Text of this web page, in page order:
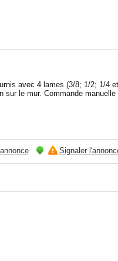
avec 4 lames (3/8; 1/2; 1/4
sur le mur. Commande
Signaler